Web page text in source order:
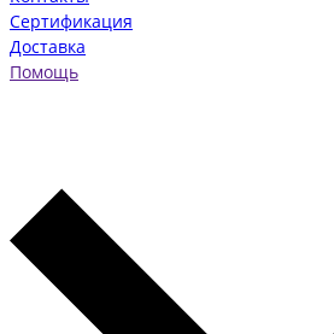
Сертификация
Доставка
Помощь